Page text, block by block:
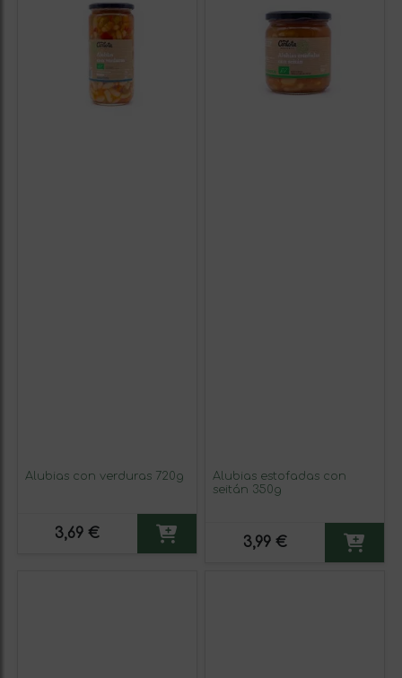
Alubias con verduras 720g
3,69 €
Alubias estofadas con
seitán 350g
3,99 €